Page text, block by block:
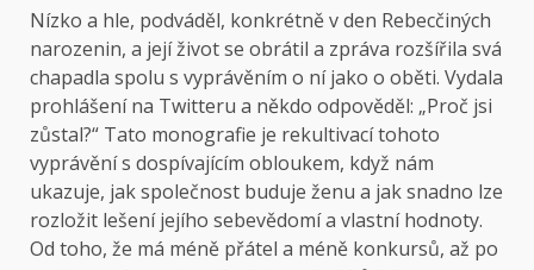
Nízko a hle, podváděl, konkrétně v den Rebecčiných
narozenin, a její život se obrátil a zpráva rozšířila svá
chapadla spolu s vyprávěním o ní jako o oběti. Vydala
prohlášení na Twitteru a někdo odpověděl: „Proč jsi
zůstal?“ Tato monografie je rekultivací tohoto
vyprávění s dospívajícím obloukem, když nám
ukazuje, jak společnost buduje ženu a jak snadno lze
rozložit lešení jejího sebevědomí a vlastní hodnoty.
Od toho, že má méně přátel a méně konkursů, až po